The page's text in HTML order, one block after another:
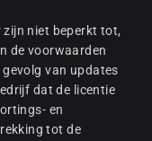
zijn niet beperkt tot,
de voorwaarden
van updates
dat de licentie
en
tot de